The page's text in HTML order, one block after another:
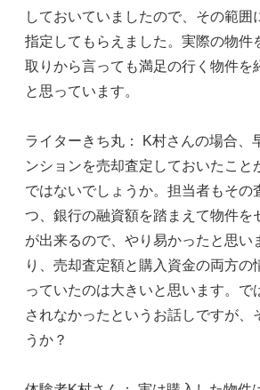
しておいていましたので、その範囲
指定してもらえました。実際の物件
取りから言っても満足の行く物件を
と思っています。
ライターきち丸： K村さんの場合、
ンションを売却査定しておいたこと
ではないでしょうか。担当者もその
つ、銀行の融資額を踏まえて物件を
が出来るので、やり易かったと思い
り、売却査定額と購入資金の両方の
っていたのは大きいと思います。で
されなかったというお話しですが、
うか？